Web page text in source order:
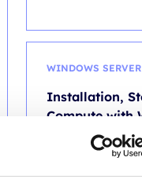
WINDOWS SERVER
Installation,
Compute with
2019/2022